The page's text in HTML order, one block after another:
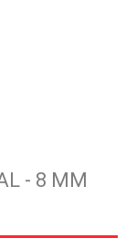
- 8 MM